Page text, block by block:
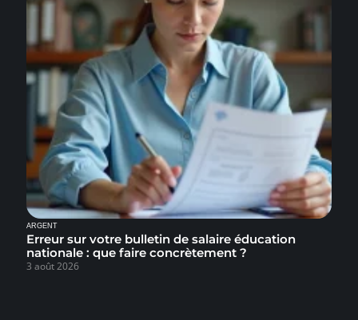
ARGENT
Erreur sur votre bulletin de salaire éducation
nationale : que faire concrètement ?
3 août 2026